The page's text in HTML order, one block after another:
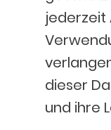
jederzeit
dieser
und ihre